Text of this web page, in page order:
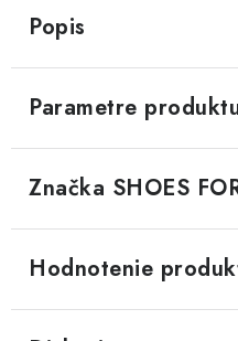
Popis
Parametre
Značka SHOES
Hodnotenie